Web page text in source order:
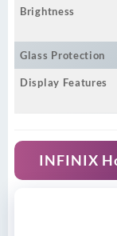
Brightness
Glass Protection
Display Features
INFINIX